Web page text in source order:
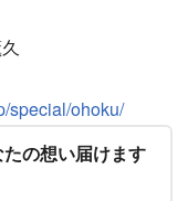
special/ohoku/
の想い届けます